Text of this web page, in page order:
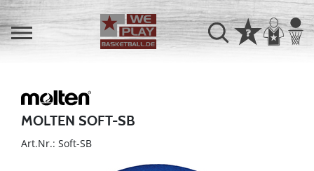
MOLTEN SOFT-SB
Art.Nr.: Soft-SB